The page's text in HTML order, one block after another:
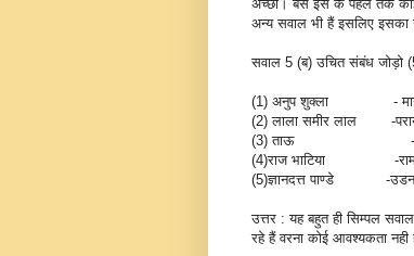
अच्छा। बस इस के पहले तक कोई
अन्य सवाल भी हैं इसलिए इसका
सवाल 5 (ब) उचित संबंध जोड़ो
(1) अनुप शुक्ला -
(2) लाला समीर लाल -
(3) ताऊ -
(4)राज भाटिया -
(5)ज्ञानदत्त पाण्डे -उडन
उत्तर : यह बहुत ही सिम्पल
रहे हैं वरना कोई आवश्यकता नही